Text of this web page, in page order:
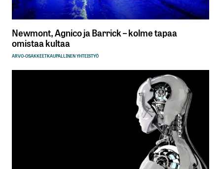
Newmont, Agnico ja Barrick – kolme tapaa
omistaa kultaa
ARVO-OSAKKEETKAUPALLINEN YHTEISTYÖ